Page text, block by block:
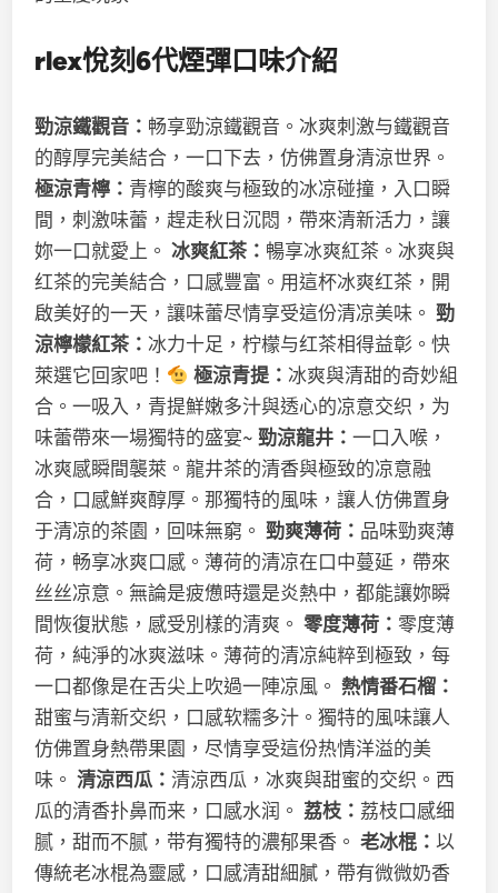
rlex悅刻6代煙彈口味介紹
勁涼鐵觀音： 畅享勁涼鐵觀音。冰爽刺激与鐵觀音
的醇厚完美結合，一口下去，仿佛置身清涼世界。
極涼青檸： 青檸的酸爽与極致的冰凉碰撞，入口瞬
間，刺激味蕾，趕走秋日沉悶，帶來清新活力，讓
妳一口就愛上。冰爽紅茶： 暢享冰爽紅茶。冰爽與
红茶的完美結合，口感豐富。用這杯冰爽红茶，開
啟美好的一天，讓味蕾尽情享受這份清凉美味。勁
涼檸檬紅茶： 冰力十足，柠檬与红茶相得益彰。快
萊選它回家吧！
極涼青提： 冰爽與清甜的奇妙組
合。一吸入，青提鮮嫩多汁與透心的凉意交织，为
味蕾帶來一場獨特的盛宴~勁涼龍井：一口入喉，
冰爽感瞬間襲萊。龍井茶的清香與極致的凉意融
合，口感鮮爽醇厚。那獨特的風味，讓人仿佛置身
于清凉的茶園，回味無窮。勁爽薄荷： 品味勁爽薄
荷，畅享冰爽口感。薄荷的清凉在口中蔓延，帶來
丝丝凉意。無論是疲憊時還是炎熱中，都能讓妳瞬
間恢復狀態，感受別樣的清爽。零度薄荷： 零度薄
荷，純淨的冰爽滋味。薄荷的清凉純粹到極致，每
一口都像是在舌尖上吹過一陣凉風。熱情番石榴：
甜蜜与清新交织，口感软糯多汁。獨特的風味讓人
仿佛置身熱帶果園，尽情享受這份热情洋溢的美
味。清涼西瓜：清涼西瓜，冰爽與甜蜜的交织。西
瓜的清香扑鼻而来，口感水润。 荔枝： 荔枝口感细
腻，甜而不腻，带有獨特的濃郁果香。老冰棍：以
傳統老冰棍為靈感，口感清甜細膩，帶有微微奶香